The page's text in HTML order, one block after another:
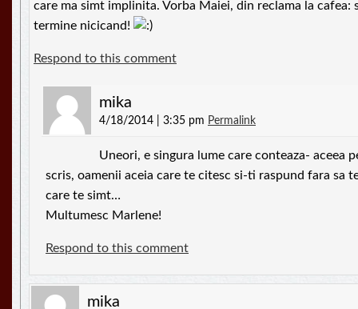
care ma simt implinita. Vorba Maiei, din reclama la cafea:
termine nicicand!
Respond to this comment
mika
4/18/2014 | 3:35 pm Permalink
Uneori, e singura lume care conteaza- aceea
scris, oamenii aceia care te citesc si-ti raspund fara sa
care te simt…
Multumesc Marlene!
Respond to this comment
mika